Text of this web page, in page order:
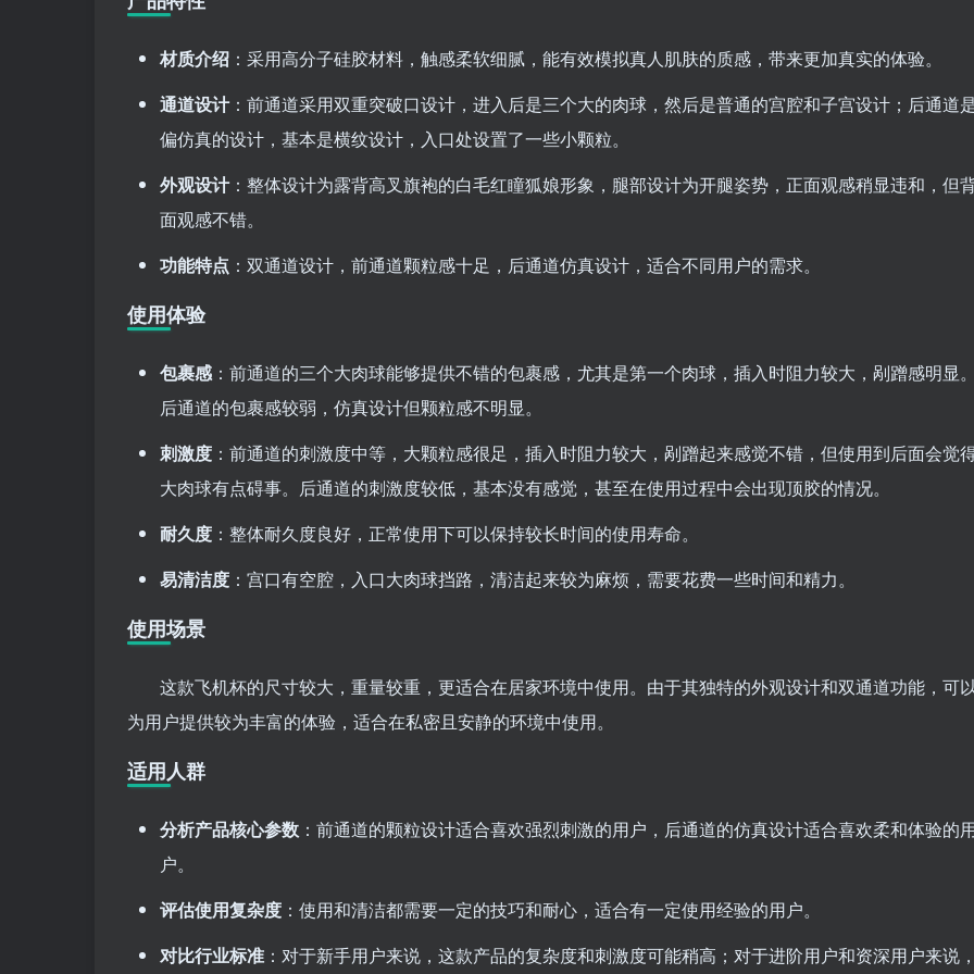
材质介绍 ：采用高分子硅胶材料，触感柔软细腻，能有效模拟真人肌肤的质感，带来更加真实的体验。
通道设计：前通道采用双重突破口设计，进入后是三个大的肉球，然后是普通的宫腔和子宫设计；后通道
偏仿真的设计，基本是横纹设计，入口处设置了一些小颗粒。
外观设计：整体设计为露背高叉旗袍的白毛红瞳狐娘形象，腿部设计为开腿姿势，正面观感稍显违和，但
面观感不错。
功能特点 ：双通道设计，前通道颗粒感十足，后通道仿真设计，适合不同用户的需求。
使用体验
包裹感：前通道的三个大肉球能够提供不错的包裹感，尤其是第一个肉球，插入时阻力较大，剐蹭感明显。
后通道的包裹感较弱，仿真设计但颗粒感不明显。
刺激度 ：前通道的刺激度中等，大颗粒感很足，插入时阻力较大，剐蹭起来感觉不错，但使用到后面会觉
大肉球有点碍事。后通道的刺激度较低，基本没有感觉，甚至在使用过程中会出现顶胶的情况。
耐久度 ：整体耐久度良好，正常使用下可以保持较长时间的使用寿命。
易清洁度 ：宫口有空腔，入口大肉球挡路，清洁起来较为麻烦，需要花费一些时间和精力。
使用场景
这款飞机杯的尺寸较大，重量较重，更适合在居家环境中使用。由于其独特的外观设计和双通道功能，可
为用户提供较为丰富的体验，适合在私密且安静的环境中使用。
适用人群
分析产品核心参数 ：前通道的颗粒设计适合喜欢强烈刺激的用户，后通道的仿真设计适合喜欢柔和体验的
户。
评估使用复杂度 ：使用和清洁都需要一定的技巧和耐心，适合有一定使用经验的用户。
对比行业标准 ：对于新手用户来说，这款产品的复杂度和刺激度可能稍高；对于进阶用户和资深用户来说，